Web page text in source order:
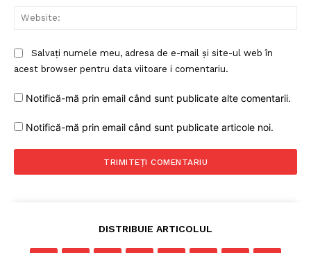
Salvați numele meu, adresa de e-mail și site-ul web în
acest browser pentru data viitoare i comentariu.
Notifică-mă prin email când sunt publicate alte comentarii.
Notifică-mă prin email când sunt publicate articole noi.
DISTRIBUIE ARTICOLUL